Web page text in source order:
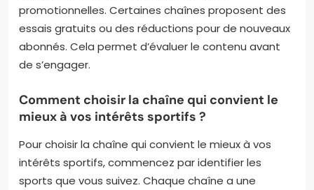
promotionnelles. Certaines chaînes proposent des
essais gratuits ou des réductions pour de nouveaux
abonnés. Cela permet d’évaluer le contenu avant
de s’engager.
Comment choisir la chaîne qui convient le
mieux à vos intérêts sportifs ?
Pour choisir la chaîne qui convient le mieux à vos
intérêts sportifs, commencez par identifier les
sports que vous suivez. Chaque chaîne a une